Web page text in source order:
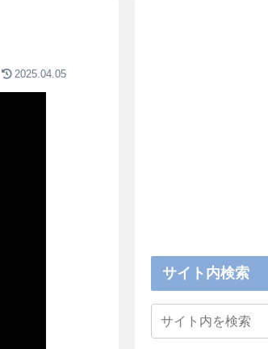
2025.04.05
サイト内検索